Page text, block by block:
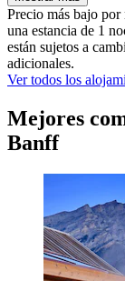
Precio más bajo por
una estancia de 1
están sujetos a
adicionales.
Ver todos los
Mejores
Banff